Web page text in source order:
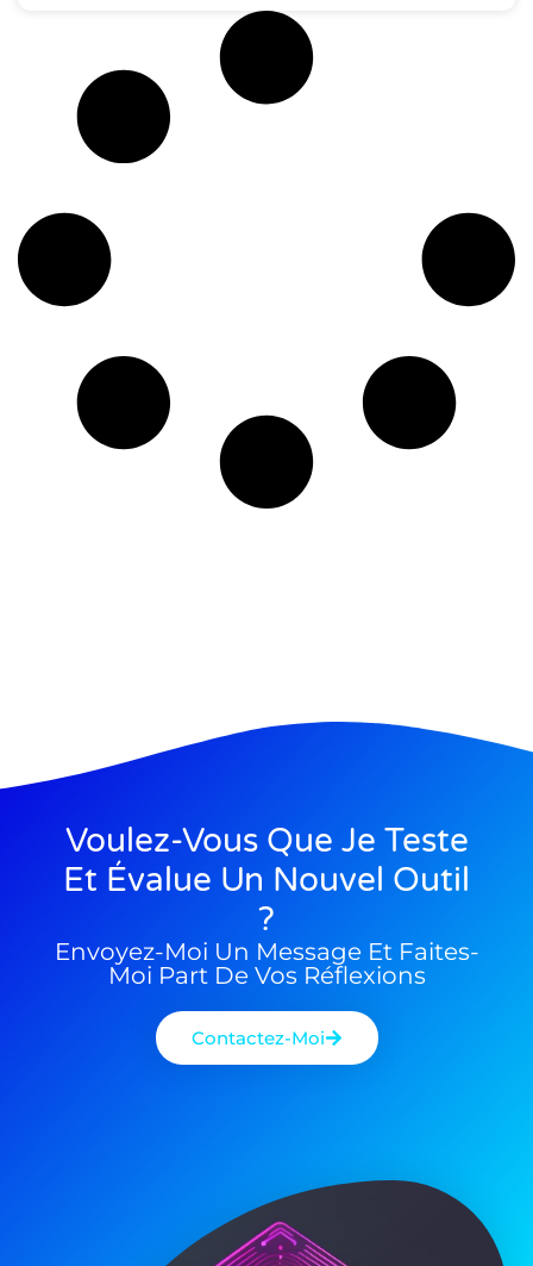
Voulez-Vous Que Je Teste
Et Évalue Un Nouvel Outil
?
Envoyez-Moi Un Message Et Faites-
Moi Part De Vos Réflexions
Contactez-Moi